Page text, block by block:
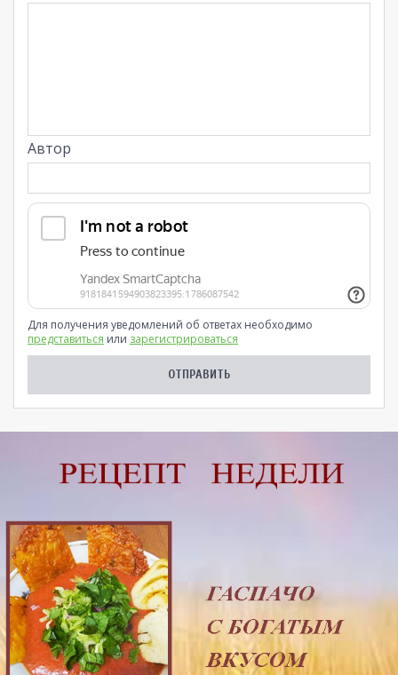
Автор
Для получения уведомлений об ответах необходимо
представиться или зарегистрироваться